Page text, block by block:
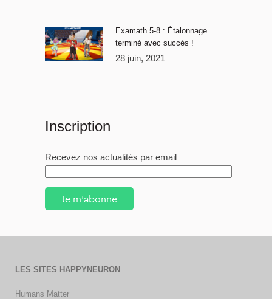
Examath 5-8 : Étalonnage
terminé avec succès !
28 juin, 2021
Inscription
Recevez nos actualités par email
Je m'abonne
LES SITES HAPPYNEURON
Humans Matter